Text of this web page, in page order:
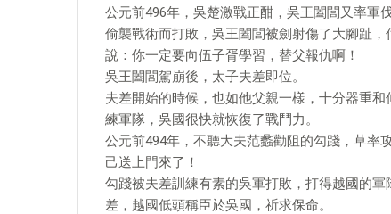
公元前496年，吳楚激戰正酣，吳王闔閭又率軍
偷襲戰術而打敗，吳王闔閭被劍射傷了大腳趾
說：你一定要向伍子胥學習，替父報仇啊！
吳王闔閭駕崩後，太子夫差即位。
夫差開始的時候，也如他父親一樣，十分器重
練軍隊，吳國很快就恢復了戰鬥力。
公元前494年，不聽大夫范蠡勸阻的勾踐，草率
己送上門來了！
勾踐被夫差訓練有素的吳軍打敗，打得越國的
差，越國低頭稱臣於吳國，祈求保命。